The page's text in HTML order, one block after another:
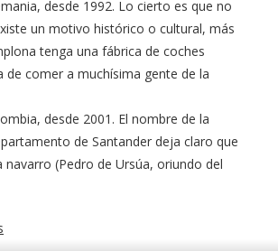
desde 1992. Lo cierto es que no
un motivo histórico o cultural, más
tenga una fábrica de coches
de comer a muchísima gente de la
desde 2001. El nombre de la
de Santander deja claro que
navarro (Pedro de Ursúa, oriundo del